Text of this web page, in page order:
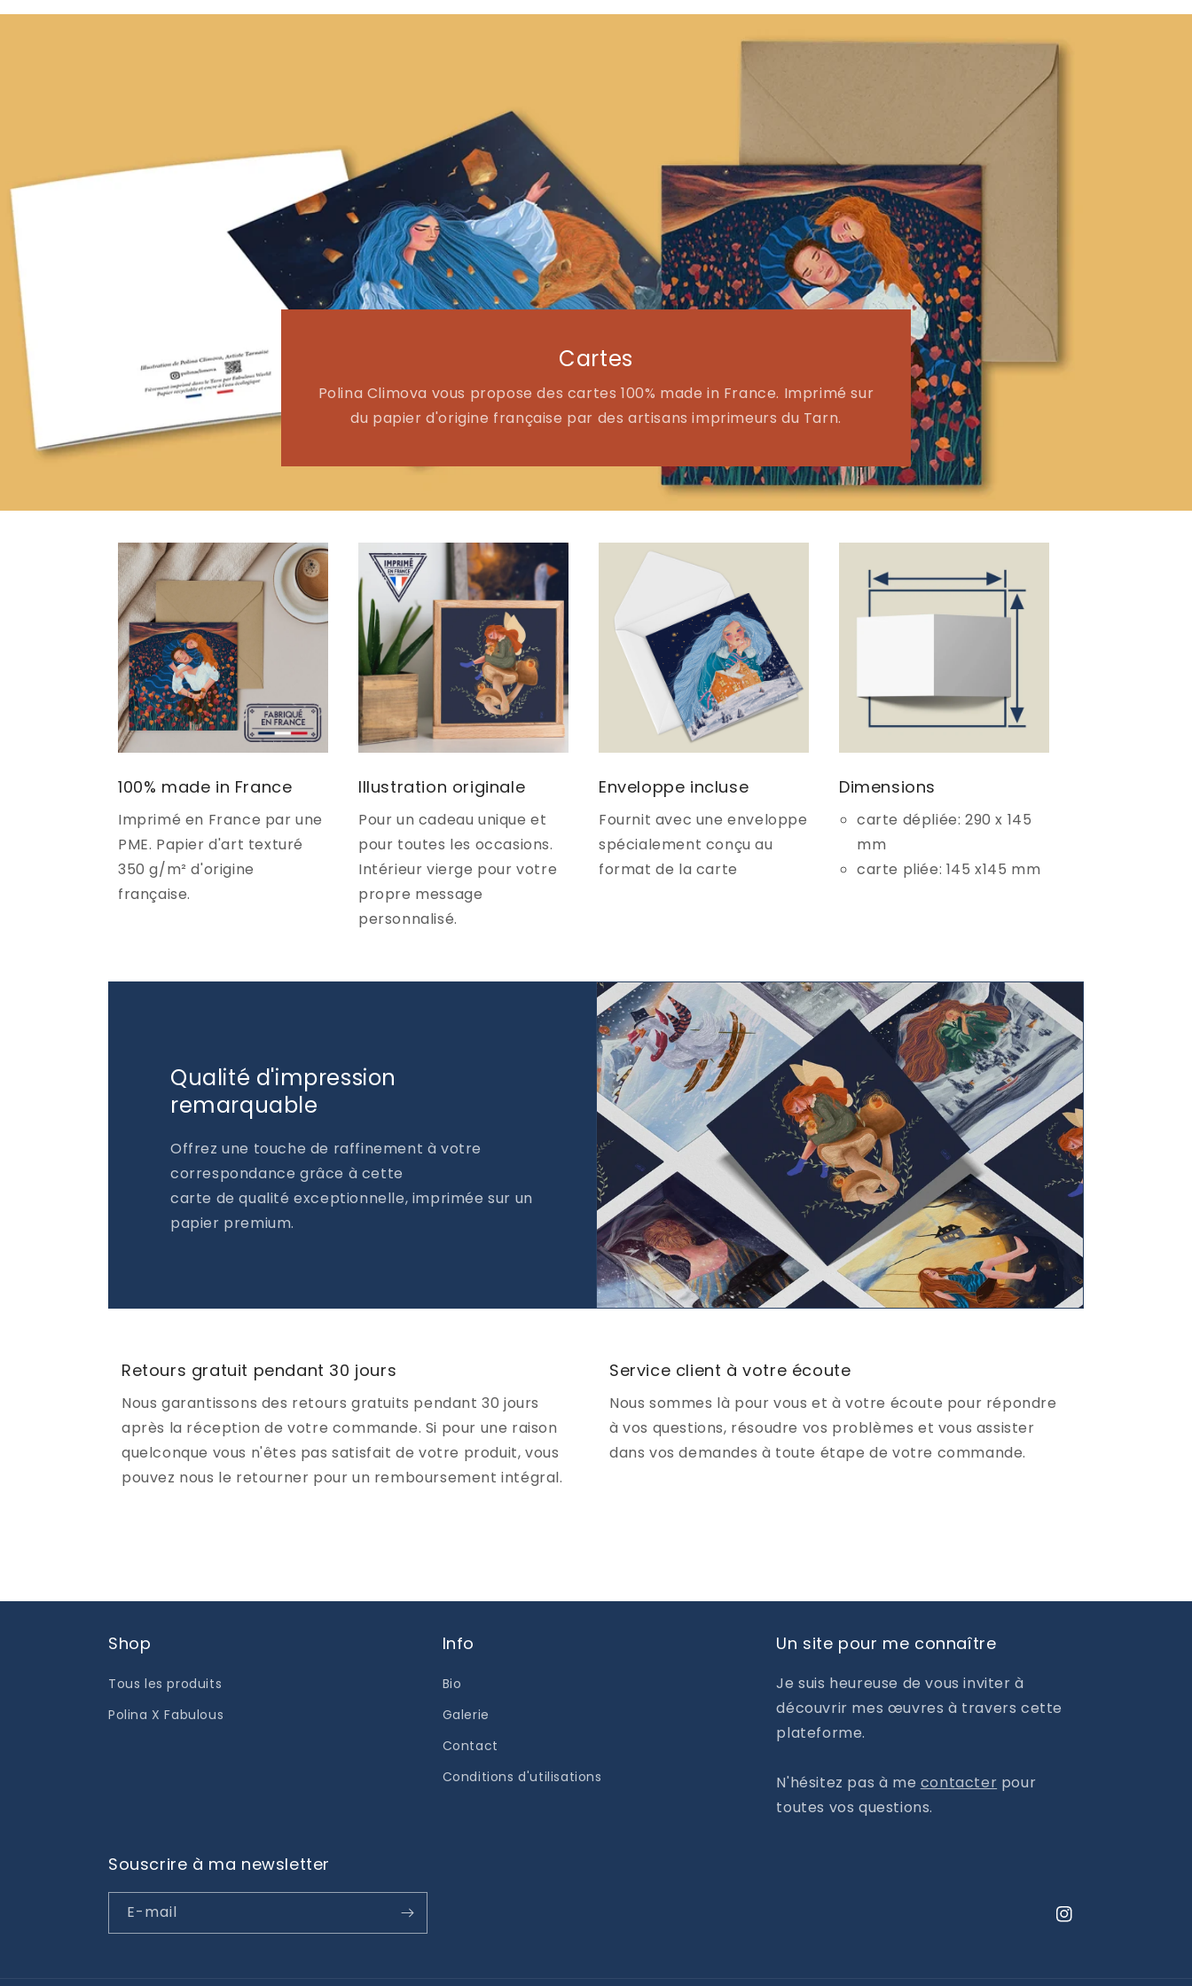
Cartes
Polina Climova vous propose des cartes 100% made in France. Imprimé sur
du papier d'origine française par des artisans imprimeurs du Tarn.
100% made in France
Imprimé en France par une
PME. Papier d'art texturé
350 g/m² d'origine
française.
Illustration originale
Pour un cadeau unique et
pour toutes les occasions.
Intérieur vierge pour votre
propre message
personnalisé.
Enveloppe incluse
Fournit avec une enveloppe
spécialement conçu au
format de la carte
Dimensions
carte dépliée: 290 x 145
mm
carte pliée: 145 x145 mm
Qualité d'impression
remarquable
Offrez une touche de raffinement à votre
correspondance grâce à cette
carte de qualité exceptionnelle, imprimée sur un
papier premium.
Retours gratuit pendant 30 jours
Nous garantissons des retours gratuits pendant 30 jours
après la réception de votre commande. Si pour une raison
quelconque vous n'êtes pas satisfait de votre produit, vous
pouvez nous le retourner pour un remboursement intégral.
Service client à votre écoute
Nous sommes là pour vous et à votre écoute pour répondre
à vos questions, résoudre vos problèmes et vous assister
dans vos demandes à toute étape de votre commande.
Shop
Tous les produits
Polina X Fabulous
Info
Bio
Galerie
Contact
Conditions d'utilisations
Un site pour me connaître
Je suis heureuse de vous inviter à
découvrir mes œuvres à travers cette
plateforme.
N'hésitez pas à me contacter pour
toutes vos questions.
Souscrire à ma newsletter
E-mail
Instagram